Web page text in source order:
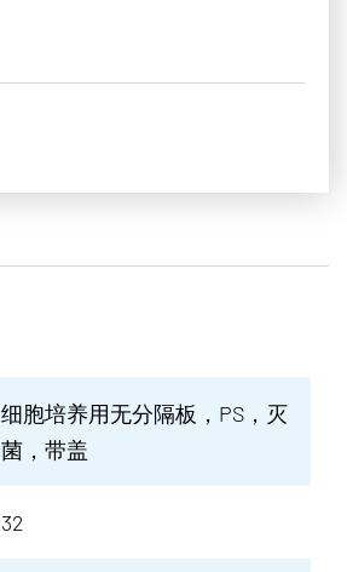
细胞培养用无分隔板，PS，灭
菌，带盖
32